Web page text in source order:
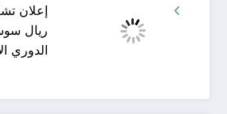
إعلان
ريال
الدوري